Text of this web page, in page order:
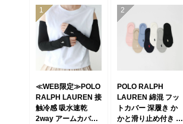
≪WEB限定≫POLO
RALPH LAUREN 接
触冷感 吸水速乾
2way アームカバー
POLO RALPH
LAUREN 綿混 フッ
トカバー 深履き か
かと滑り止め付き カ